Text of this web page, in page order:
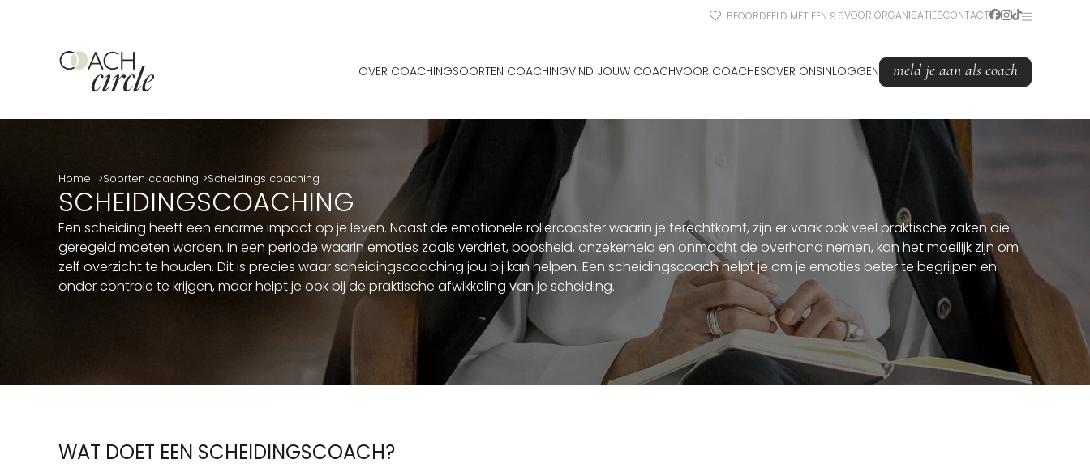
BEOORDEELD MET EEN 9.5VOOR ORGANISATIESCONTACT
OVER COACHINGSOORTEN COACHINGVIND JOUW COACHVOOR COACHESOVER ONSINLOGGEN meld je aan als coach
Home Soorten coaching Scheidings coaching
SCHEIDINGSCOACHING
Een scheiding heeft een enorme impact op je leven. Naast de emotionele rollercoaster waarin je terechtkomt, zijn er vaak ook veel praktische zaken die
geregeld moeten worden. In een periode waarin emoties zoals verdriet, boosheid, onzekerheid en onmacht de overhand nemen, kan het moeilijk zijn om
zelf overzicht te houden. Dit is precies waar scheidingscoaching jou bij kan helpen. Een scheidingscoach helpt je om je emoties beter te begrijpen en
onder controle te krijgen, maar helpt je ook bij de praktische afwikkeling van je scheiding.
WAT DOET EEN SCHEIDINGSCOACH?